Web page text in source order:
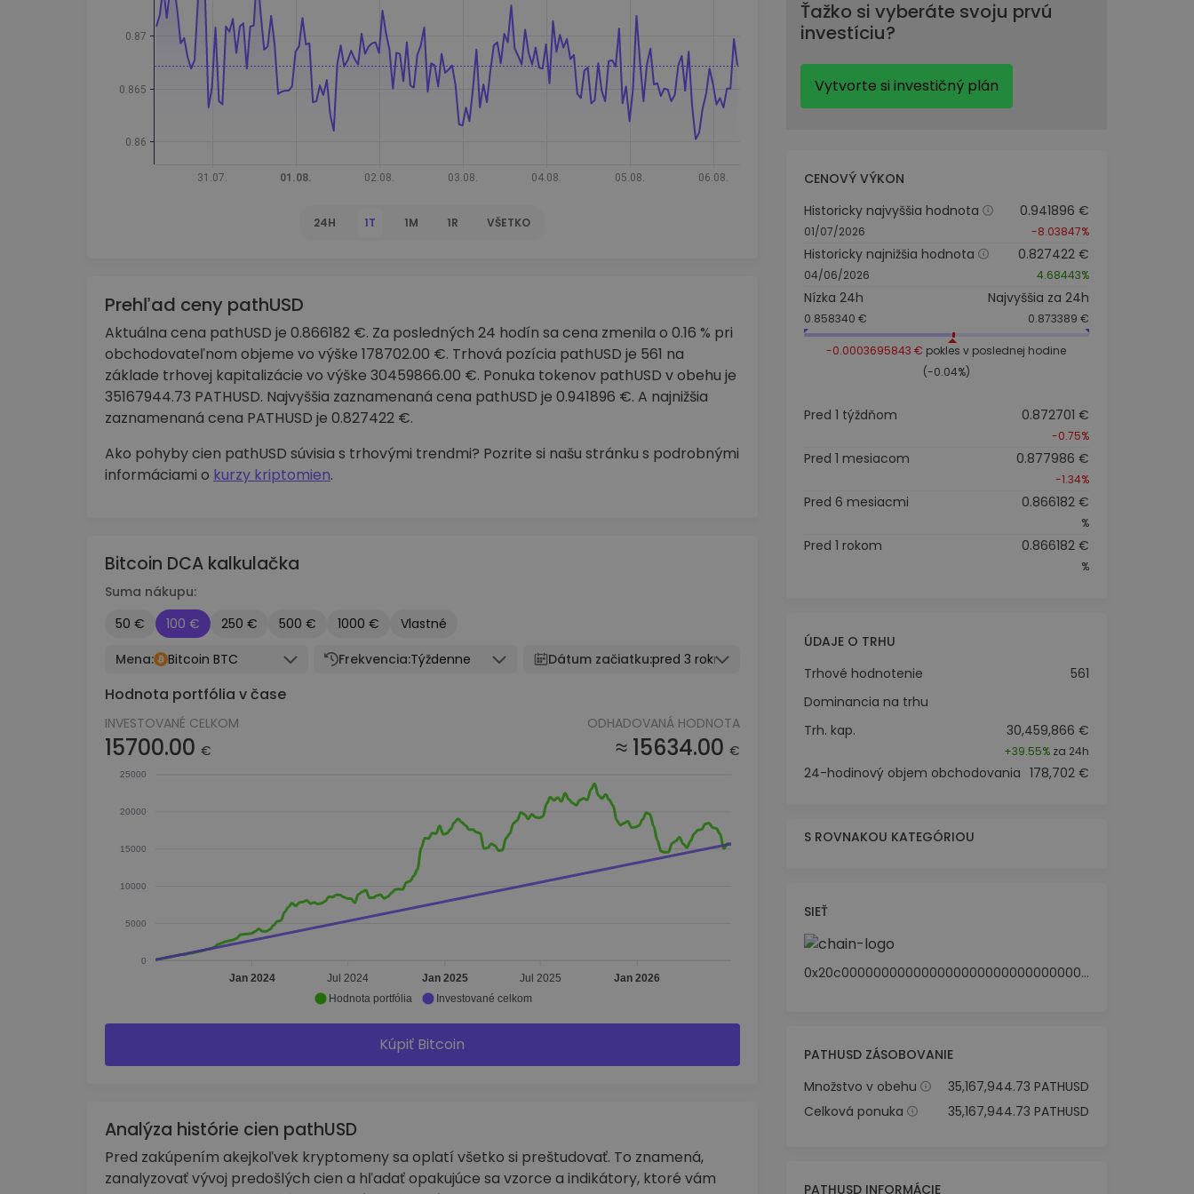
Investičný prieskumník
Nájdi svoju krypto stratégiu
24H 1T 1M 1R VŠETKO
Prehľad ceny pathUSD
Aktuálna cena pathUSD je 0.866182 €. Za posledných 24 hodín sa cena zmenila o 0.16 % pri
obchodovateľnom objeme vo výške 178702.00 €. Trhová pozícia pathUSD je 561 na
základe trhovej kapitalizácie vo výške 30459866.00 €. Ponuka tokenov pathUSD v obehu je
35167944.73 PATHUSD. Najvyššia zaznamenaná cena pathUSD je 0.941896 €. A najnižšia
zaznamenaná cena PATHUSD je 0.827422 €.
Ako pohyby cien pathUSD súvisia s trhovými trendmi? Pozrite si našu stránku s podrobnými
informáciami o kurzy kriptomien.
Bitcoin DCA kalkulačka
Suma nákupu:
50 €
100 € 250 € 500 € 1000 €
Vlastné
Mena:
Bitcoin BTC Frekvencia:Týždenne Dátum začiatku:pred 3 rokmi
Hodnota portfólia v čase
INVESTOVANÉ CELKOM
15700.00 €
ODHADOVANÁ HODNOTA
≈ 15634.00 €
25000
20000
15000
10000
5000
0
Jan 2024 Jul 2024 Jan 2025 Jul 2025 Jan 2026
Hodnota portfólia Investované celkom
Kúpiť Bitcoin
Analýza histórie cien pathUSD
Pred zakúpením akejkoľvek kryptomeny sa oplatí všetko si preštudovať. To znamená,
zanalyzovať vývoj predošlých cien a hľadať opakujúce sa vzorce a indikátory, ktoré vám
Ťažko si vyberáte svoju prvú
investíciu?
Vytvorte si investičný plán
CENOVÝ VÝKON
Historicky najvyššia hodnota
01/07/2026
0.941896 €
-8.03847%
Historicky najnižšia hodnota
04/06/2026
0.827422 €
4.68443%
Nízka 24h
0.858340 €
Najvyššia za 24h
0.873389 €
-0.0003695843 € pokles v poslednej hodine
(-0.04%)
Pred 1 týždňom 0.872701 €
-0.75%
Pred 1 mesiacom 0.877986 €
-1.34%
Pred 6 mesiacmi 0.866182 €
%
Pred 1 rokom 0.866182 €
%
ÚDAJE O TRHU
Trhové hodnotenie
561
Dominancia na trhu
Trh. kap.
30,459,866 €
+39.55%za 24h
24-hodinový objem obchodovania 178,702 €
S ROVNAKOU KATEGÓRIOU
SIEŤ
0x20c0000000000000000000000000000000000000
PATHUSD ZÁSOBOVANIE
Množstvo v obehu
35,167,944.73 PATHUSD
Celková ponuka
35,167,944.73 PATHUSD
PATHUSD INFORMÁCIE